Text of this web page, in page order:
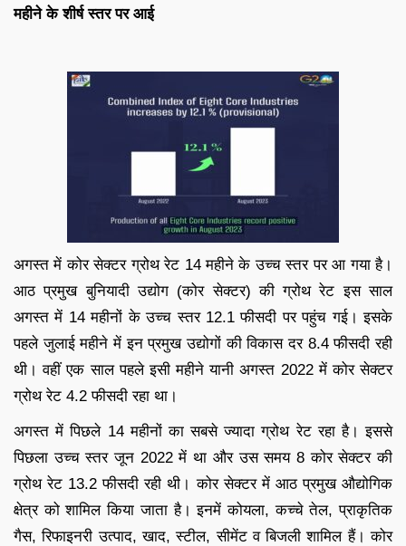
महीने के शीर्ष स्तर पर आई
अगस्त में कोर सेक्टर ग्रोथ रेट 14 महीने के उच्च स्तर पर आ गया है।
आठ प्रमुख बुनियादी उद्योग (कोर सेक्टर) की ग्रोथ रेट इस साल
अगस्त में 14 महीनों के उच्च स्तर 12.1 फीसदी पर पहुंच गई। इसके
पहले जुलाई महीने में इन प्रमुख उद्योगों की विकास दर 8.4 फीसदी रही
थी। वहीं एक साल पहले इसी महीने यानी अगस्त 2022 में कोर सेक्टर
ग्रोथ रेट 4.2 फीसदी रहा था।
अगस्त में पिछले 14 महीनों का सबसे ज्यादा ग्रोथ रेट रहा है। इससे
पिछला उच्च स्तर जून 2022 में था और उस समय 8 कोर सेक्टर की
ग्रोथ रेट 13.2 फीसदी रही थी। कोर सेक्टर में आठ प्रमुख औद्योगिक
क्षेत्र को शामिल किया जाता है। इनमें कोयला, कच्चे तेल, प्राकृतिक
गैस, रिफाइनरी उत्पाद, खाद, स्टील, सीमेंट व बिजली शामिल हैं। कोर